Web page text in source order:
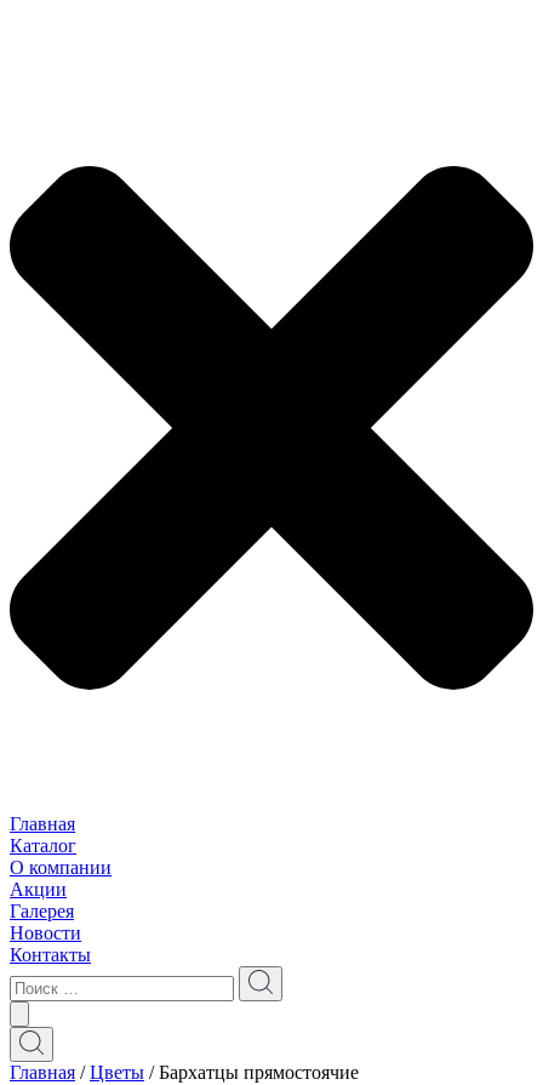
Главная
Каталог
О компании
Акции
Галерея
Новости
Контакты
Главная /Цветы / Бархатцы прямостоячие